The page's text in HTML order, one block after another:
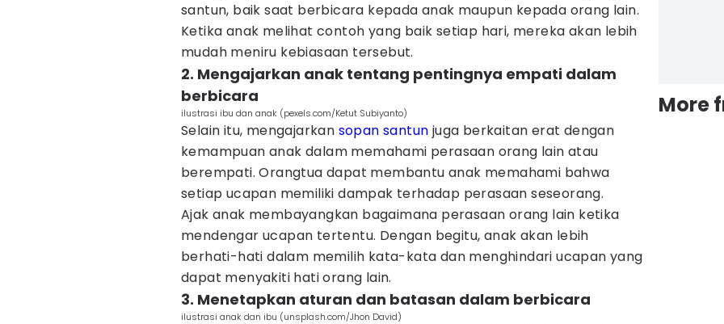
santun, baik saat berbicara kepada anak maupun kepada orang lain.
Ketika anak melihat contoh yang baik setiap hari, mereka akan lebih
mudah meniru kebiasaan tersebut.
2. Mengajarkan anak tentang pentingnya empati dalam
berbicara
ilustrasi ibu dan anak (pexels.com/Ketut Subiyanto)
Selain itu, mengajarkan sopan santun juga berkaitan erat dengan
kemampuan anak dalam memahami perasaan orang lain atau
berempati. Orangtua dapat membantu anak memahami bahwa
setiap ucapan memiliki dampak terhadap perasaan seseorang.
Ajak anak membayangkan bagaimana perasaan orang lain ketika
mendengar ucapan tertentu. Dengan begitu, anak akan lebih
berhati-hati dalam memilih kata-kata dan menghindari ucapan yang
dapat menyakiti hati orang lain.
3. Menetapkan aturan dan batasan dalam berbicara
ilustrasi anak dan ibu (unsplash.com/Jhon David)
More